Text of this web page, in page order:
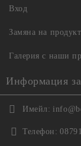
Вход
Замяна на продукт
Галерия с наши
Информация
Имейл:
Телефон: